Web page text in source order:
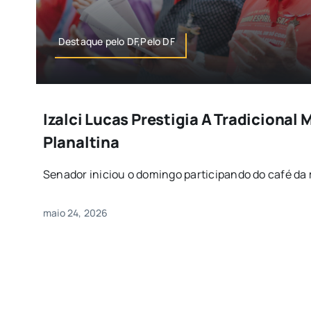
Destaque pelo DF,Pelo DF
Izalci Lucas Prestigia A Tradicional
Planaltina
Senador iniciou o domingo participando do café da
maio 24, 2026